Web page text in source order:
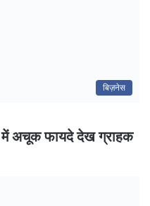
बिज़नेस
में अचूक फायदे देख ग्राहक